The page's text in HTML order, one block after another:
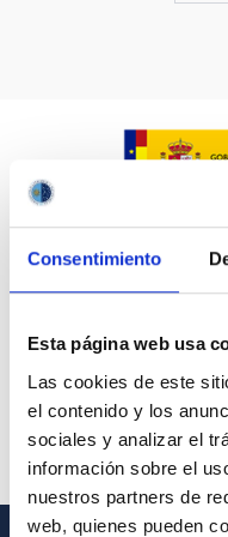
Consentimiento
Esta página web usa
Las cookies de este
el contenido y los
sociales y analizar el
información sobre el
nuestros partners de
web, quienes pueden
ASTROFÍSICAS